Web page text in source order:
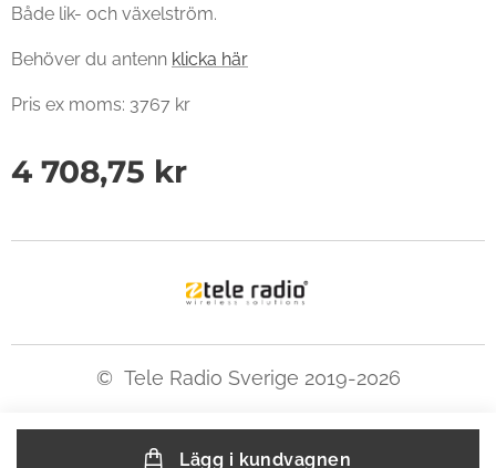
Både lik- och växelström.
Behöver du antenn klicka här
Pris ex moms: 3767 kr
4 708,75 kr
Lägg i kundvagnen
© Tele Radio Sverige 2019-2026